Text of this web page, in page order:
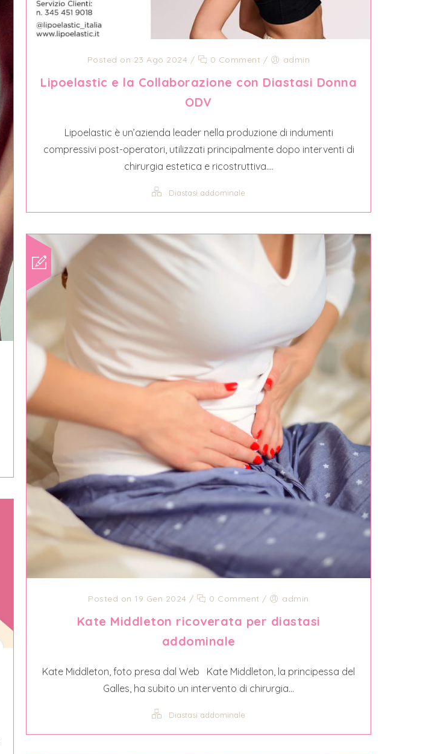
Posted on 23 Ago 2024 / 0 Comment / admin
Lipoelastic e la Collaborazione con Diastasi Donna
ODV
Lipoelastic è un’azienda leader nella produzione di indumenti
compressivi post-operatori, utilizzati principalmente dopo interventi di
chirurgia estetica e ricostruttiva....
Diastasi addominale
Posted on 19 Gen 2024 / 0 Comment / admin
Kate Middleton ricoverata per diastasi
addominale
Kate Middleton, foto presa dal Web Kate Middleton, la principessa del
Galles, ha subito un intervento di chirurgia...
Diastasi addominale